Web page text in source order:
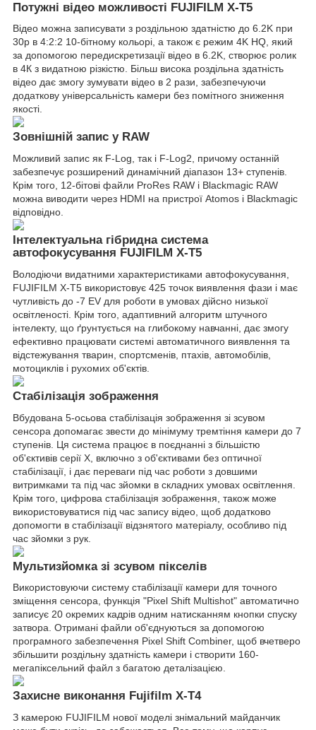
Потужні відео можливості FUJIFILM X-T5
Відео можна записувати з роздільною здатністю до 6.2K при
30p в 4:2:2 10-бітному кольорі, а також є режим 4K HQ, який
за допомогою передискретизації відео в 6.2K, створює ролик
в 4К з видатною різкістю. Більш висока роздільна здатність
відео дає змогу зумувати відео в 2 рази, забезпечуючи
додаткову універсальність камери без помітного зниження
якості.
Зовнішній запис у RAW
Можливий запис як F-Log, так і F-Log2, причому останній
забезпечує розширений динамічний діапазон 13+ ступенів.
Крім того, 12-бітові файли ProRes RAW і Blackmagic RAW
можна виводити через HDMI на пристрої Atomos і Blackmagic
відповідно.
Інтелектуальна гібридна система
автофокусування FUJIFILM X-T5
Володіючи видатними характеристиками автофокусування,
FUJIFILM X-T5 використовує 425 точок виявлення фази і має
чутливість до -7 EV для роботи в умовах дійсно низької
освітленості. Крім того, адаптивний алгоритм штучного
інтелекту, що ґрунтується на глибокому навчанні, дає змогу
ефективно працювати системі автоматичного виявлення та
відстежування тварин, спортсменів, птахів, автомобілів,
мотоциклів і рухомих об'єктів.
Стабілізація зображення
Вбудована 5-осьова стабілізація зображення зі зсувом
сенсора допомагає звести до мінімуму тремтіння камери до 7
ступенів. Ця система працює в поєднанні з більшістю
об'єктивів серії X, включно з об'єктивами без оптичної
стабілізації, і дає переваги під час роботи з довшими
витримками та під час зйомки в складних умовах освітлення.
Крім того, цифрова стабілізація зображення, також може
використовуватися під час запису відео, щоб додатково
допомогти в стабілізації відзнятого матеріалу, особливо під
час зйомки з рук.
Мультизйомка зі зсувом пікселів
Використовуючи систему стабілізації камери для точного
зміщення сенсора, функція "Pixel Shift Multishot" автоматично
записує 20 окремих кадрів одним натисканням кнопки спуску
затвора. Отримані файли об'єднуються за допомогою
програмного забезпечення Pixel Shift Combiner, щоб вчетверо
збільшити роздільну здатність камери і створити 160-
мегапіксельний файл з багатою деталізацією.
Захисне виконання Fujifilm X-T4
З камерою FUJIFILM нової моделі знімальний майданчик